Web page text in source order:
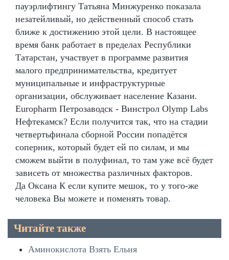
пауэрлифтингу Татьяна Минжуренко показала
незатейливый, но действенный способ стать
ближе к достижению этой цели. В настоящее
время банк работает в пределах Республики
Татарстан, участвует в программе развития
малого предпринимательства, кредитует
муниципальные и инфраструктурные
организации, обслуживает население Казани.
Europharm Петрозаводск - Винстрол Olymp Labs
Нефтекамск? Если получится так, что на стадии
четвертьфинала сборной России попадётся
соперник, который будет ей по силам, и мы
сможем выйти в полуфинал, то там уже всё будет
зависеть от множества различных факторов.
Да Оксана К если купите мешок, то у того-же
человека Вы можете и поменять товар.
Читайте также
Аминокислота Взять Ельня